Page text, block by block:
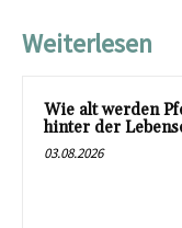
Weiterlesen
Wie alt werden
hinter der
03.08.2026